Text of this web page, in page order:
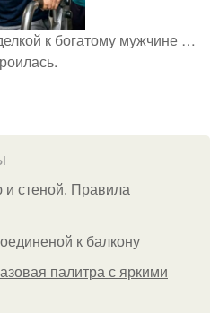
к богатому мужчине …
стеной. Правила
к балкону
палитра с яркими